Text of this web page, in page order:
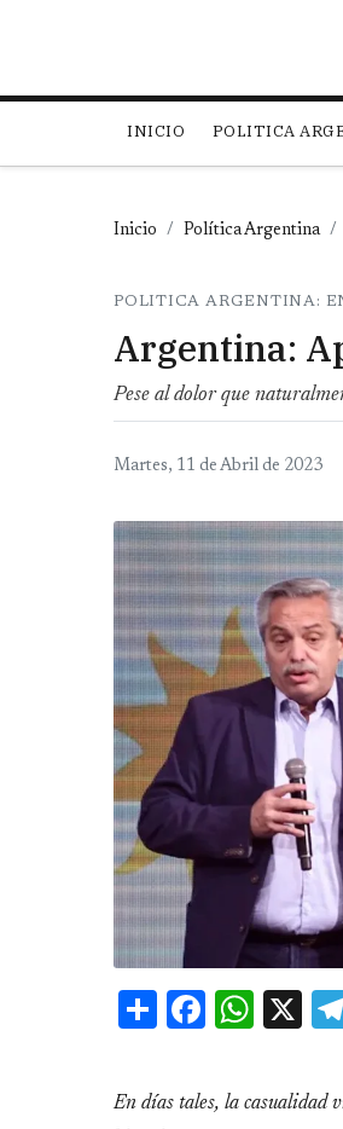
INICIO POLITICA
Inicio Política Argentina
POLITICA ARGENTINA:
Argentina:
Pese al dolor que
Martes, 11 de Abril de 2023
ShareFacebook
X
En días tales, la casualidad